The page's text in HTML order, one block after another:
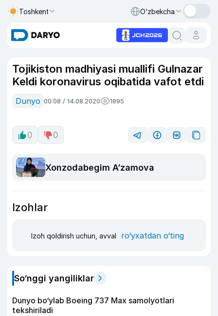
Toshkent O‘zbekcha
Tojikiston madhiyasi muallifi Gulnazar
Keldi koronavirus oqibatida vafot etdi
Dunyo 00:08 / 14.08.2020 1895
0 0
Xonzodabegim A’zamova
Izohlar
Izoh qoldirish uchun, avval ro‘yxatdan o‘ting
So‘nggi yangiliklar
Dunyo bo‘ylab Boeing 737 Max samolyotlari
tekshiriladi